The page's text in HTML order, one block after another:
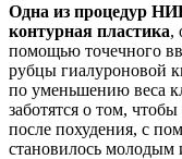
Одна из процедур
контурная пластика,
помощью точечного
рубцы гиалуроновой
по уменьшению веса
заботятся о том,
после похудения, с
становилось молодым